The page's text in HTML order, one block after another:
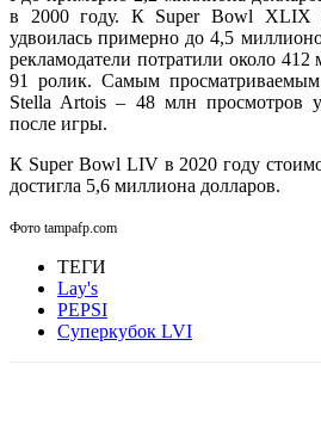
в 2000 году. К Super Bowl XLIX
удвоилась примерно до 4,5
рекламодатели потратили около 412
91 ролик. Самым просматриваемым
Stella Artois – 48 млн просмотров
после игры.
К Super Bowl LIV в 2020 году
достигла 5,6 миллиона долларов.
Фото tampafp.com
ТЕГИ
Lay's
PEPSI
Суперкубок LVI